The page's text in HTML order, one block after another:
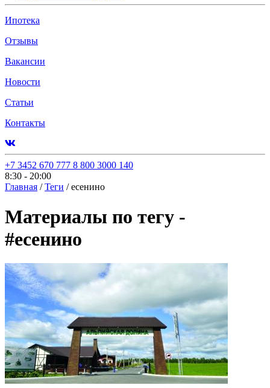
Ипотека
Отзывы
Вакансии
Новости
Статьи
Контакты
+7 3452 670 777 8 800 3000 140
8:30 - 20:00
Главная / Теги / есенино
Материалы по тегу -
#есенино